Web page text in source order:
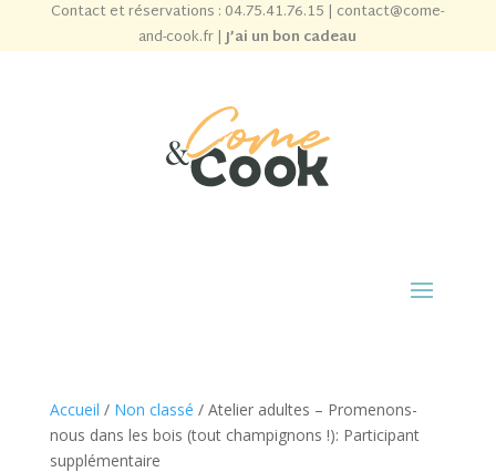
Contact et réservations : 04.75.41.76.15 | contact@come-
and-cook.fr|J’ai un bon cadeau
Accueil / Non classé / Atelier adultes – Promenons-
nous dans les bois (tout champignons !): Participant
supplémentaire